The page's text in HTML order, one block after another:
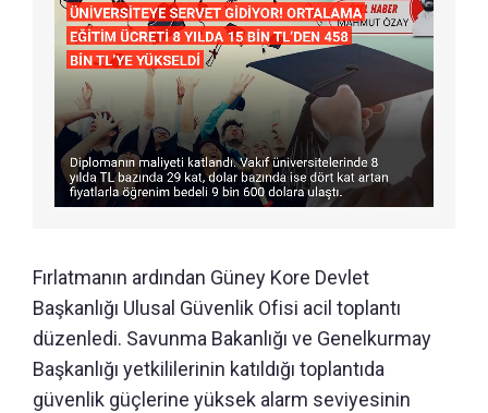
Fırlatmanın ardından Güney Kore Devlet
Başkanlığı Ulusal Güvenlik Ofisi acil toplantı
düzenledi. Savunma Bakanlığı ve Genelkurmay
Başkanlığı yetkililerinin katıldığı toplantıda
güvenlik güçlerine yüksek alarm seviyesinin